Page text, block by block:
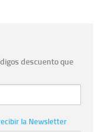
descuento que
la Newsletter